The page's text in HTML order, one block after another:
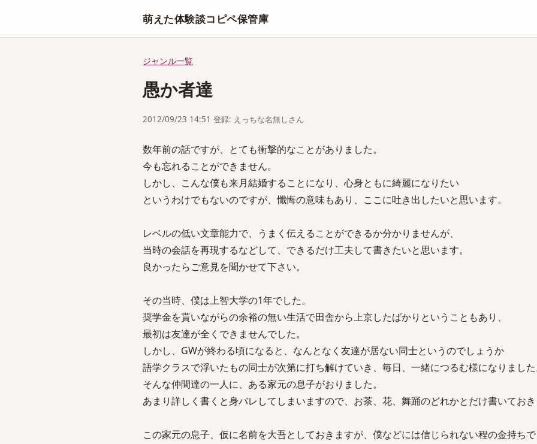
萌えた体験談コピペ保管庫
ジャンル一覧
愚か者達
2012/09/23 14:51 登録: えっちな名無しさん
数年前の話ですが、とても衝撃的なことがありました。
今も忘れることができません。
しかし、こんな僕も来月結婚することになり、心身ともに綺麗になりたい
というわけでもないのですが、懺悔の意味もあり、ここに吐き出したいと思います。
レベルの低い文章能力で、うまく伝えることができるか分かりませんが、
当時の会話を再現するなどして、できるだけ工夫して書きたいと思います。
良かったらご意見を聞かせて下さい。
その当時、僕は上智大学の1年でした。
奨学金を貰いながらの余裕の無い生活で田舎から上京したばかりということもあり、
最初は友達が全くできませんでした。
しかし、GWが終わる頃になると、なんとなく友達が居ない同士というのでしょうか
語学クラスで浮いたもの同士が次第に打ち解けていき、毎日、一緒につるむ様になりまし
そんな仲間達の一人に、ある家元の息子がおりました。
あまり詳しく書くと身バレしてしまいますので、お茶、花、舞踊のどれかとだけ書いてお
この家元の息子、仮に名前を大吾としておきますが、僕などには信じられない程の金持ち